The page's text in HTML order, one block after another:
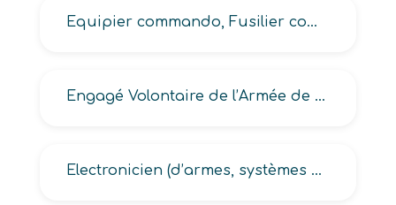
Equipier commando, Fusilier commando
Engagé Volontaire de l’Armée de Terre -EVAT-, Volontaire -EV- combattant
Electronicien (d’armes, systèmes d’armes)